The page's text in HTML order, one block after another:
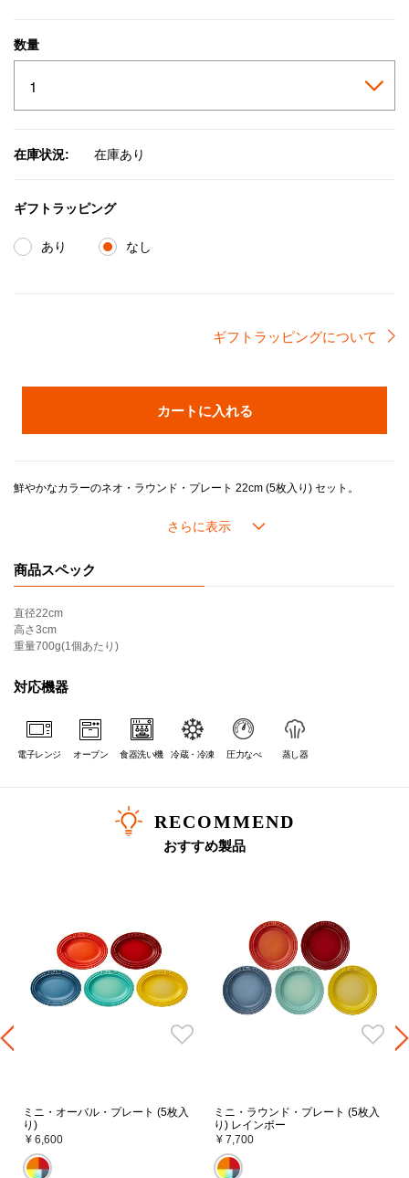
数量
在庫状況: 在庫あり
ギフトラッピング
あり なし
ギフトラッピングについて
カートに入れる
鮮やかなカラーのネオ・ラウンド・プレート 22cm (5枚入り) セット。
商品スペック
直径22cm
高さ3cm
重量700g(1個あたり)
対応機器
電子レンジ オーブン 食器洗い機 冷蔵・冷凍 圧力なべ 蒸し器
RECOMMEND
おすすめ製品
ミニ・オーバル・プレート (5枚入
り)
¥ 6,600
ミニ・ラウンド・プレート (5枚入
り) レインボー
¥ 7,700